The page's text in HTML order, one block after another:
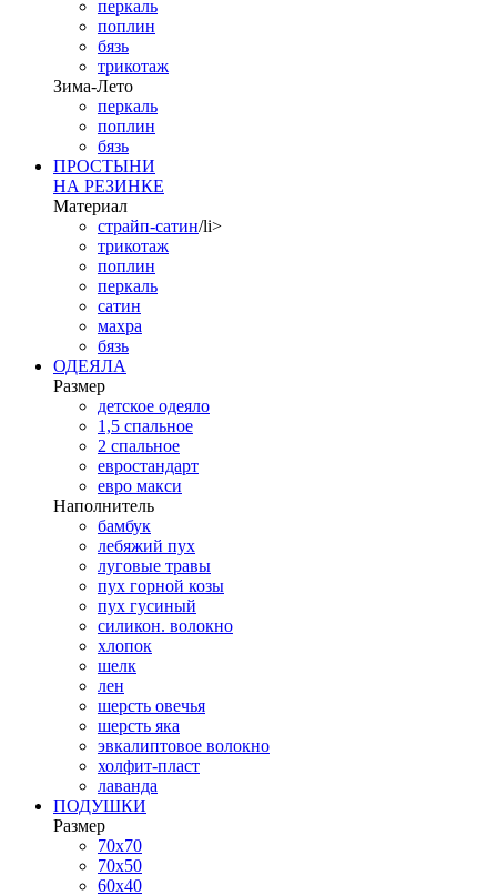
перкаль
поплин
бязь
трикотаж
Зима-Лето
перкаль
поплин
бязь
ПРОСТЫНИ
НА РЕЗИНКЕ
Материал
страйп-сатин/li>
трикотаж
поплин
перкаль
сатин
махра
бязь
ОДЕЯЛА
Размер
детское одеяло
1,5 спальное
2 спальное
евростандарт
евро макси
Наполнитель
бамбук
лебяжий пух
луговые травы
пух горной козы
пух гусиный
силикон. волокно
хлопок
шелк
лен
шерсть овечья
шерсть яка
эвкалиптовое волокно
холфит-пласт
лаванда
ПОДУШКИ
Размер
70х70
70х50
60х40